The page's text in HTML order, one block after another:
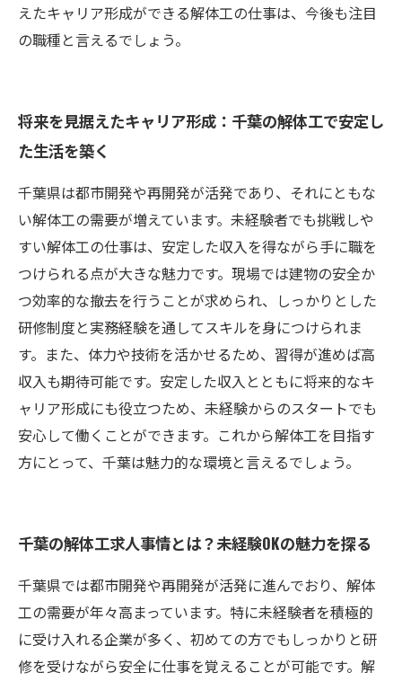
えたキャリア形成ができる解体工の仕事は、今後も注目
の職種と言えるでしょう。
将来を見据えたキャリア形成：千葉の解体工で安定し
た生活を築く
千葉県は都市開発や再開発が活発であり、それにともな
い解体工の需要が増えています。未経験者でも挑戦しや
すい解体工の仕事は、安定した収入を得ながら手に職を
つけられる点が大きな魅力です。現場では建物の安全か
つ効率的な撤去を行うことが求められ、しっかりとした
研修制度と実務経験を通してスキルを身につけられま
す。また、体力や技術を活かせるため、習得が進めば高
収入も期待可能です。安定した収入とともに将来的なキ
ャリア形成にも役立つため、未経験からのスタートでも
安心して働くことができます。これから解体工を目指す
方にとって、千葉は魅力的な環境と言えるでしょう。
千葉の解体工求人事情とは？未経験OKの魅力を探る
千葉県では都市開発や再開発が活発に進んでおり、解体
工の需要が年々高まっています。特に未経験者を積極的
に受け入れる企業が多く、初めての方でもしっかりと研
修を受けながら安全に仕事を覚えることが可能です。解